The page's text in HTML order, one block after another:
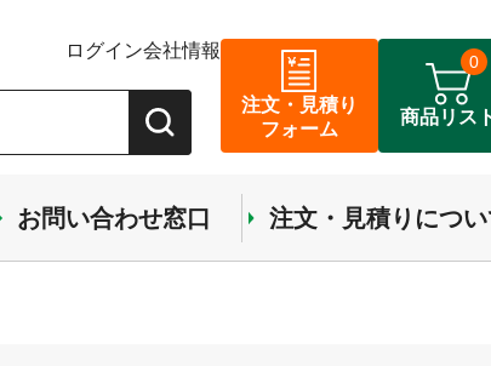
ログイン会社情報
注文・見積り
フォーム
商品リス
0
お問い合わせ窓口 注文・見積りにつ